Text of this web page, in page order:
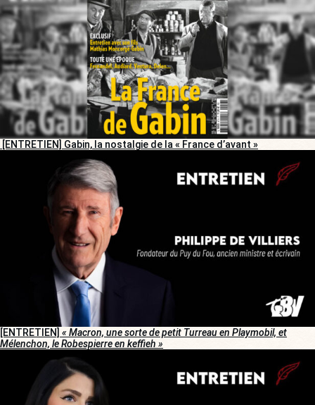
[ENTRETIEN] Gabin, la nostalgie de la « France d’avant »
[ENTRETIEN] « Macron, une sorte de petit Turreau en Playmobil, et
Mélenchon, le Robespierre en keffieh »